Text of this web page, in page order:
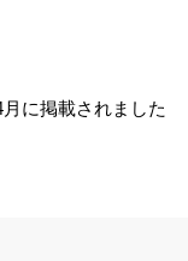
月に掲載されました